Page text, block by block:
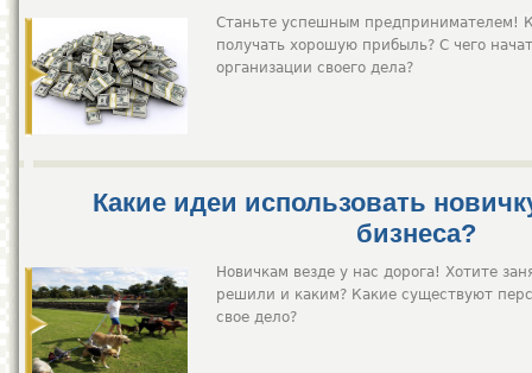
Станьте успешным предпринимателем!
получать хорошую прибыль? С чего
организации своего дела?
Какие идеи использовать
бизнеса?
Новичкам везде у нас дорога! Хотите
решили и каким? Какие существуют
свое дело?